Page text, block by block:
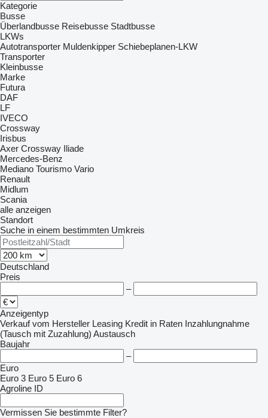
Kategorie
Busse
Überlandbusse Reisebusse Stadtbusse
LKWs
Autotransporter Muldenkipper Schiebeplanen-LKW
Transporter
Kleinbusse
Marke
Futura
DAF
LF
IVECO
Crossway
Irisbus
Axer Crossway Iliade
Mercedes-Benz
Mediano Tourismo Vario
Renault
Midlum
Scania
alle anzeigen
Standort
Suche in einem bestimmten Umkreis
Deutschland
Preis
–
Anzeigentyp
Verkauf vom Hersteller Leasing Kredit in Raten Inzahlungnahme
(Tausch mit Zuzahlung) Austausch
Baujahr
–
Euro
Euro 3 Euro 5 Euro 6
Agroline ID
Vermissen Sie bestimmte Filter?